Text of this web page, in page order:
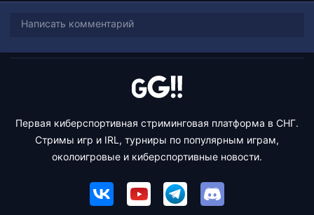
Написать комментарий
Первая киберспортивная стриминговая платформа в СНГ.
Стримы игр и IRL, турниры по популярным играм,
околоигровые и киберспортивные новости.